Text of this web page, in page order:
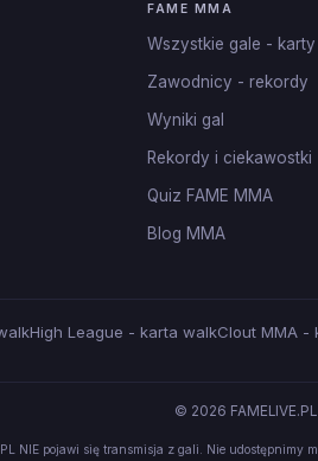
FAME MMA
Wszystkie gale -
Zawodnicy - rekordy
Wyniki gal
Rekordy i ciekawostki
Quiz FAME MMA
Blog MMA
High League - karta walkClout MMA -
© 2026 FAMELIVE.PL
NIE pojawi się transmisja z gali. Nie udostępnimy